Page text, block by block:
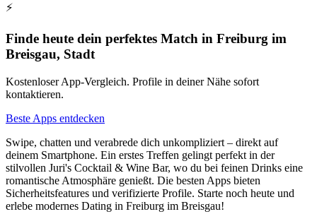
⚡
Finde heute dein perfektes Match in Freiburg im
Breisgau, Stadt
Kostenloser App-Vergleich. Profile in deiner Nähe sofort
kontaktieren.
Beste Apps entdecken
Swipe, chatten und verabrede dich unkompliziert – direkt auf
deinem Smartphone. Ein erstes Treffen gelingt perfekt in der
stilvollen Juri's Cocktail & Wine Bar, wo du bei feinen Drinks eine
romantische Atmosphäre genießt. Die besten Apps bieten
Sicherheitsfeatures und verifizierte Profile. Starte noch heute und
erlebe modernes Dating in Freiburg im Breisgau!